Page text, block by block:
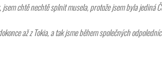
chtě nechtě splnit musela, protože jsem byla jediná
až z Tokia, a tak jsme během společných